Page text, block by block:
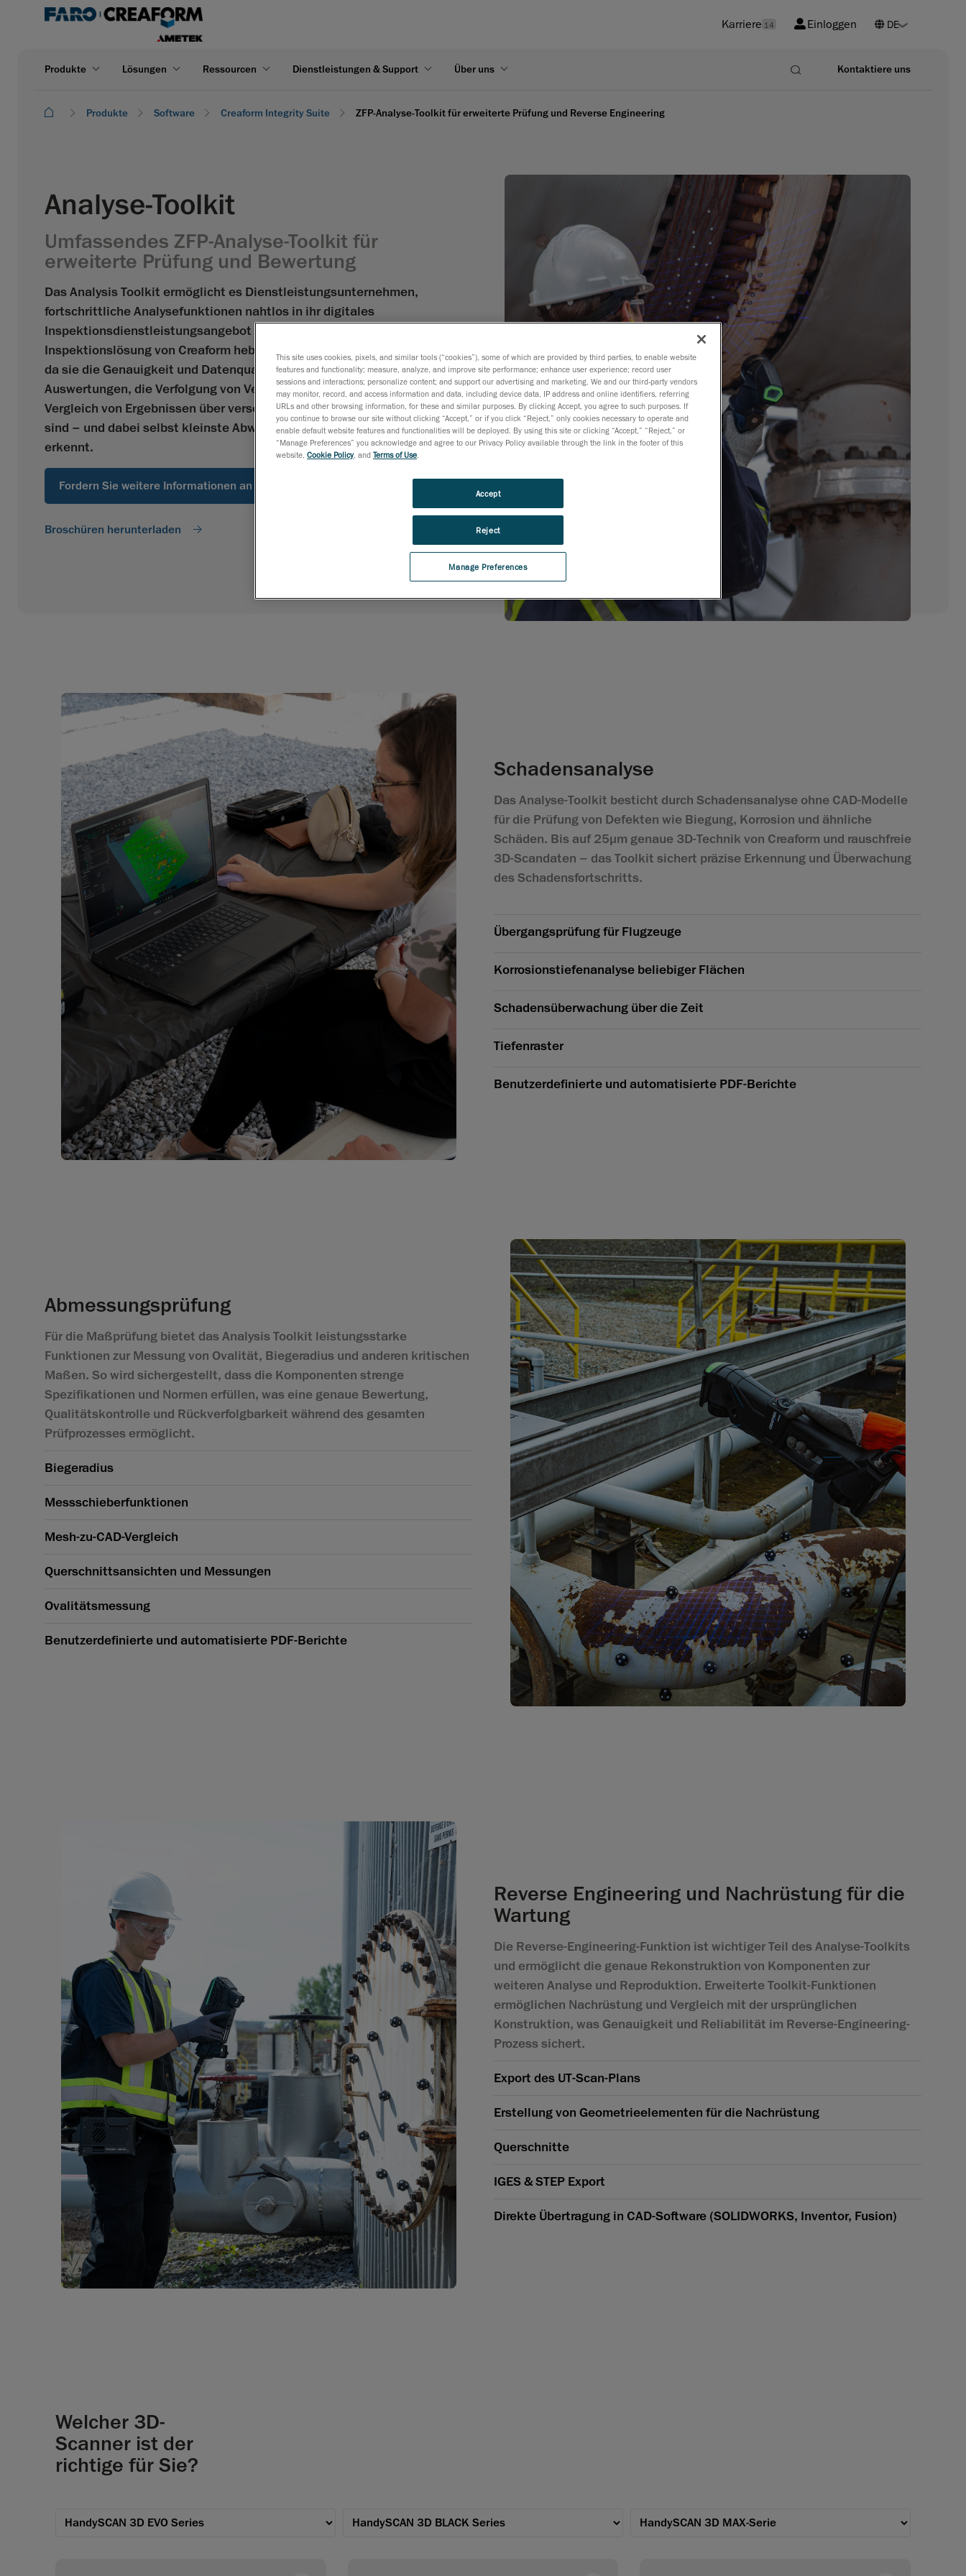
Karriere 14 Einloggen
Produkte Lösungen Ressourcen Dienstleistungen & Support Über uns Kontaktiere uns
Produkte Software Creaform Integrity Suite ZFP-Analyse-Toolkit für erweiterte Prüfung und Reverse Engineering
Analyse-Toolkit
Umfassendes ZFP-Analyse-Toolkit für
erweiterte Prüfung und Bewertung
Das Analysis Toolkit ermöglicht es Dienstleistungsunternehmen,
fortschrittliche Analysefunktionen nahtlos in ihr digitales
Inspektionsdienstleistungsangebot zu integrieren. Die 3D-
Inspektionslösung von Creaform hebt sich von anderen NDT-Methoden ab,
da sie die Genauigkeit und Datenqualität bietet, die für detaillierte
Auswertungen, die Verfolgung von Veränderungen im Zeitverlauf und den
Vergleich von Ergebnissen über verschiedene Module hinweg erforderlich
sind – und dabei selbst kleinste Abweichungen in Geometrie oder Dicke
erkennt.
Fordern Sie weitere Informationen an
Broschüren herunterladen
Schadensanalyse
Das Analyse-Toolkit besticht durch Schadensanalyse ohne CAD-Modelle
für die Prüfung von Defekten wie Biegung, Korrosion und ähnliche
Schäden. Bis auf 25µm genaue 3D-Technik von Creaform und rauschfreie
3D-Scandaten – das Toolkit sichert präzise Erkennung und Überwachung
des Schadensfortschritts.
Übergangsprüfung für Flugzeuge
Korrosionstiefenanalyse beliebiger Flächen
Schadensüberwachung über die Zeit
Tiefenraster
Benutzerdefinierte und automatisierte PDF-Berichte
Abmessungsprüfung
Für die Maßprüfung bietet das Analysis Toolkit leistungsstarke
Funktionen zur Messung von Ovalität, Biegeradius und anderen kritischen
Maßen. So wird sichergestellt, dass die Komponenten strenge
Spezifikationen und Normen erfüllen, was eine genaue Bewertung,
Qualitätskontrolle und Rückverfolgbarkeit während des gesamten
Prüfprozesses ermöglicht.
Biegeradius
Messschieberfunktionen
Mesh-zu-CAD-Vergleich
Querschnittsansichten und Messungen
Ovalitätsmessung
Benutzerdefinierte und automatisierte PDF-Berichte
Reverse Engineering und Nachrüstung für die
Wartung
Die Reverse-Engineering-Funktion ist wichtiger Teil des Analyse-Toolkits
und ermöglicht die genaue Rekonstruktion von Komponenten zur
weiteren Analyse und Reproduktion. Erweiterte Toolkit-Funktionen
ermöglichen Nachrüstung und Vergleich mit der ursprünglichen
Konstruktion, was Genauigkeit und Reliabilität im Reverse-Engineering-
Prozess sichert.
Export des UT-Scan-Plans
Erstellung von Geometrieelementen für die Nachrüstung
Querschnitte
IGES & STEP Export
Direkte Übertragung in CAD-Software (SOLIDWORKS, Inventor, Fusion)
Welcher 3D-
Scanner ist der
richtige für Sie?
This site uses cookies, pixels, and similar tools (“cookies”), some of which are provided by third parties, to enable website
features and functionality; measure, analyze, and improve site performance; enhance user experience; record user
sessions and interactions; personalize content; and support our advertising and marketing. We and our third-party vendors
may monitor, record, and access information and data, including device data, IP address and online identifiers, referring
URLs and other browsing information, for these and similar purposes. By clicking Accept, you agree to such purposes. If
you continue to browse our site without clicking “Accept,” or if you click “Reject,” only cookies necessary to operate and
enable default website features and functionalities will be deployed. By using this site or clicking “Accept,” “Reject,” or
“Manage Preferences” you acknowledge and agree to our Privacy Policy available through the link in the footer of this
website, Cookie Policy, and Terms of Use
Manage Preferences
Reject
Accept